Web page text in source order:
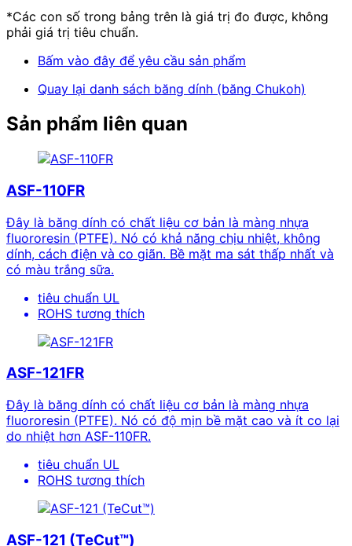
*Các con số trong bảng trên là giá trị đo được, không
phải giá trị tiêu chuẩn.
Bấm vào đây để yêu cầu sản phẩm
Quay lại danh sách băng dính (băng Chukoh)
Sản phẩm liên quan
ASF-110FR
Đây là băng dính có chất liệu cơ bản là màng nhựa
fluororesin (PTFE). Nó có khả năng chịu nhiệt, không
dính, cách điện và co giãn. Bề mặt ma sát thấp nhất và
có màu trắng sữa.
tiêu chuẩn UL
ROHS tương thích
ASF-121FR
Đây là băng dính có chất liệu cơ bản là màng nhựa
fluororesin (PTFE). Nó có độ mịn bề mặt cao và ít co lại
do nhiệt hơn ASF-110FR.
tiêu chuẩn UL
ROHS tương thích
ASF-121 (TeCut™)